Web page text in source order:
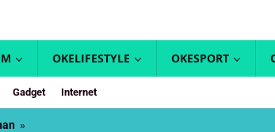
OKELIFESTYLE OKESPORT
Gadget Internet
»